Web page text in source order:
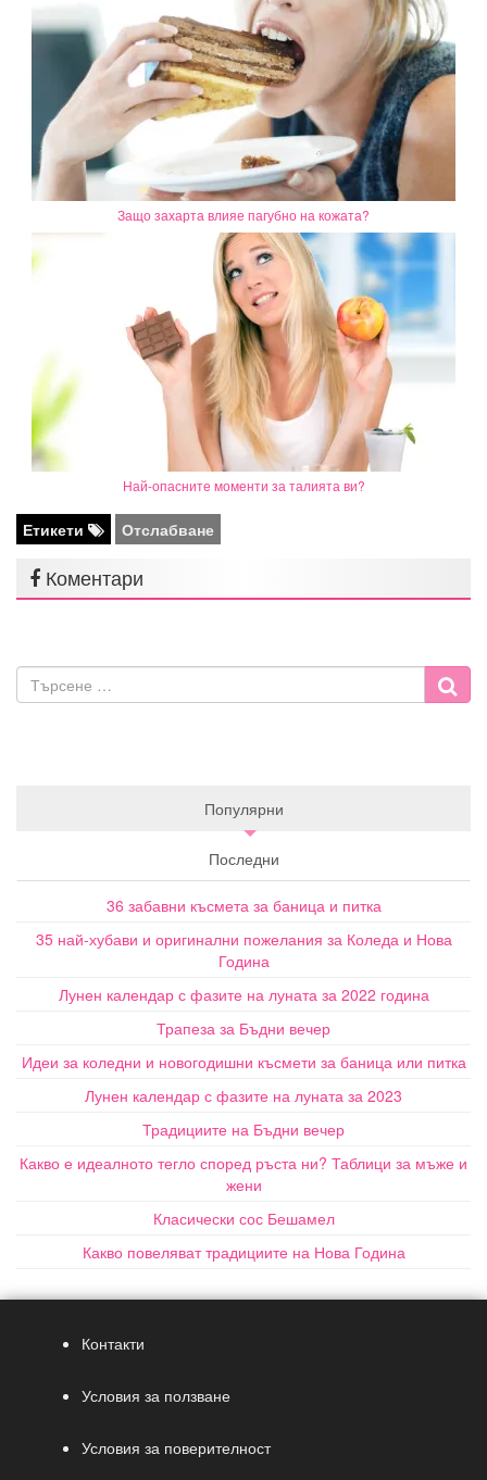
Защо захарта влияе пагубно на кожата?
Най-опасните моменти за талията ви?
Етикети Отслабване
Коментари
Популярни
Последни
36 забавни късмета за баница и питка
35 най-хубави и оригинални пожелания за Коледа и Нова
Година
Лунен календар с фазите на луната за 2022 година
Трапеза за Бъдни вечер
Идеи за коледни и новогодишни късмети за баница или питка
Лунен календар с фазите на луната за 2023
Традициите на Бъдни вечер
Какво е идеалното тегло според ръста ни? Таблици за мъже и
жени
Класически сос Бешамел
Какво повеляват традициите на Нова Година
Контакти
Условия за ползване
Условия за поверителност